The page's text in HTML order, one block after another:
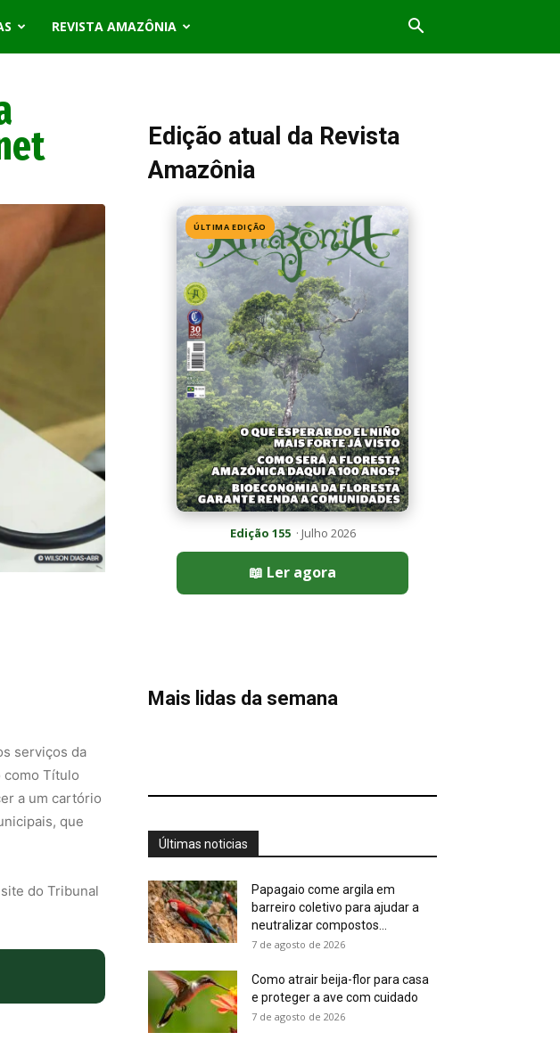
REVISTA AMAZÔNIA
serviços da
como Título
a um cartório
que
do Tribunal
Edição atual da Revista
Amazônia
ÚLTIMA EDIÇÃO
Edição 155· Julho 2026
📖 Ler agora
Mais lidas da semana
Últimas noticias
Papagaio come argila em
barreiro coletivo para ajudar a
neutralizar compostos...
7 de agosto de 2026
Como atrair beija-flor para casa
e proteger a ave com cuidado
7 de agosto de 2026